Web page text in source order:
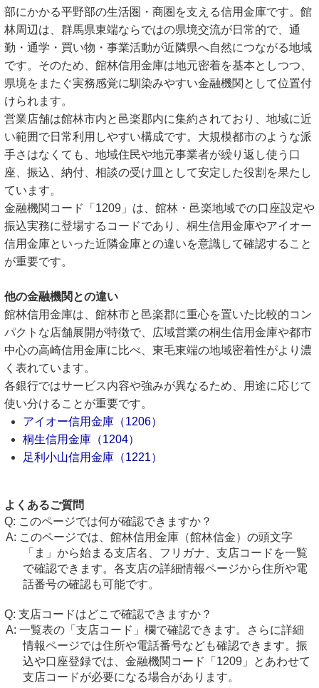
部にかかる平野部の生活圏・商圏を支える信用金庫です。館
林周辺は、群馬県東端ならではの県境交流が日常的で、通
勤・通学・買い物・事業活動が近隣県へ自然につながる地域
です。そのため、館林信用金庫は地元密着を基本としつつ、
県境をまたぐ実務感覚に馴染みやすい金融機関として位置付
けられます。
営業店舗は館林市内と邑楽郡内に集約されており、地域に近
い範囲で日常利用しやすい構成です。大規模都市のような派
手さはなくても、地域住民や地元事業者が繰り返し使う口
座、振込、納付、相談の受け皿として安定した役割を果たし
ています。
金融機関コード「1209」は、館林・邑楽地域での口座設定や
振込実務に登場するコードであり、桐生信用金庫やアイオー
信用金庫といった近隣金庫との違いを意識して確認すること
が重要です。
他の金融機関との違い
館林信用金庫は、館林市と邑楽郡に重心を置いた比較的コン
パクトな店舗展開が特徴で、広域営業の桐生信用金庫や都市
中心の高崎信用金庫に比べ、東毛東端の地域密着性がより濃
く表れています。
各銀行ではサービス内容や強みが異なるため、用途に応じて
使い分けることが重要です。
アイオー信用金庫（1206）
桐生信用金庫（1204）
足利小山信用金庫（1221）
よくあるご質問
このページでは何が確認できますか？
このページでは、館林信用金庫（館林信金）の頭文字
「ま」から始まる支店名、フリガナ、支店コードを一覧
で確認できます。各支店の詳細情報ページから住所や電
話番号の確認も可能です。
支店コードはどこで確認できますか？
一覧表の「支店コード」欄で確認できます。さらに詳細
情報ページでは住所や電話番号なども確認できます。振
込や口座登録では、金融機関コード「1209」とあわせて
支店コードが必要になる場合があります。